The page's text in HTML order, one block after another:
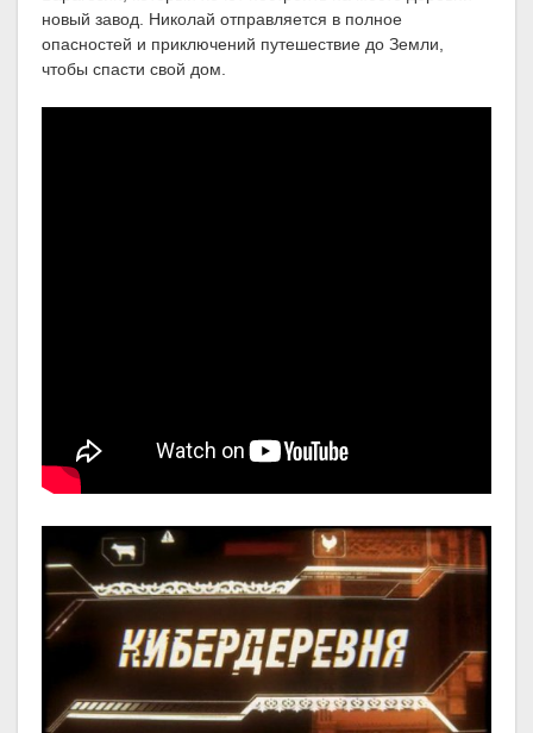
новый завод. Николай отправляется в полное
опасностей и приключений путешествие до Земли,
чтобы спасти свой дом.